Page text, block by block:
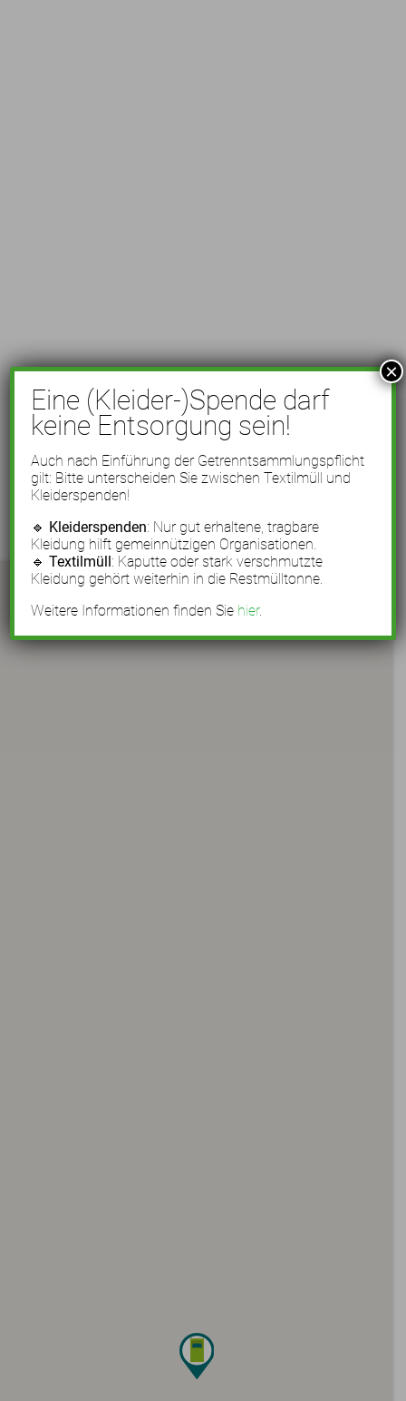
Eine (Kleider-)Spende darf
keine Entsorgung sein!
Auch nach Einführung der Getrenntsammlungspflicht
gilt: Bitte unterscheiden Sie zwischen Textilmüll und
Kleiderspenden!
🔹 Kleiderspenden: Nur gut erhaltene, tragbare
Kleidung hilft gemeinnützigen Organisationen.
🔹Textilmüll: Kaputte oder stark verschmutzte
Kleidung gehört weiterhin in die Restmülltonne.
Weitere Informationen finden Sie hier.
×